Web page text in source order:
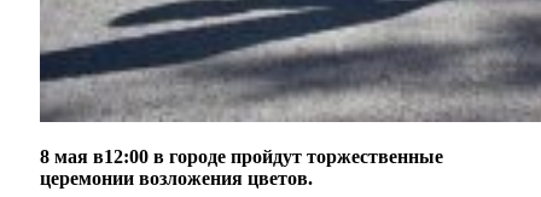
8 мая в12:00 в городе пройдут торжественные
церемонии возложения цветов.